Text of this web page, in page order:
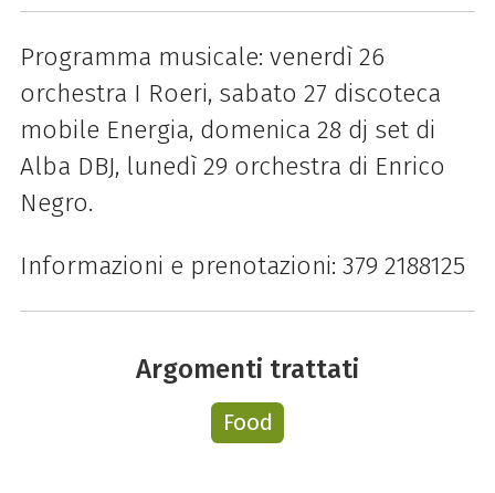
Programma musicale: venerdì 26
orchestra I Roeri, sabato 27 discoteca
mobile Energia, domenica 28 dj set di
Alba DBJ, lunedì 29 orchestra di Enrico
Negro.
Informazioni e prenotazioni: 379 2188125
Argomenti trattati
Food